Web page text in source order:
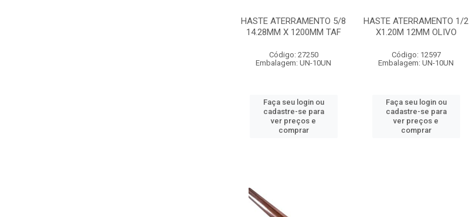
HASTE ATERRAMENTO 5/8
14.28MM X 1200MM TAF
Código: 27250
Embalagem: UN-10UN
Faça seu login ou
cadastre-se para
ver preços e
comprar
HASTE ATERRAMENTO 1/2
X1.20M 12MM OLIVO
Código: 12597
Embalagem: UN-10UN
Faça seu login ou
cadastre-se para
ver preços e
comprar